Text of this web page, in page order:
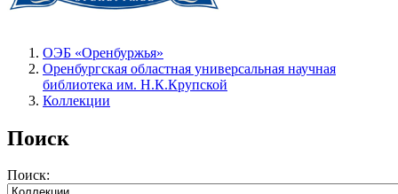
ОЭБ «Оренбуржья»
Оренбургская областная универсальная научная
библиотека им. Н.К.Крупской
Коллекции
Поиск
Поиск: